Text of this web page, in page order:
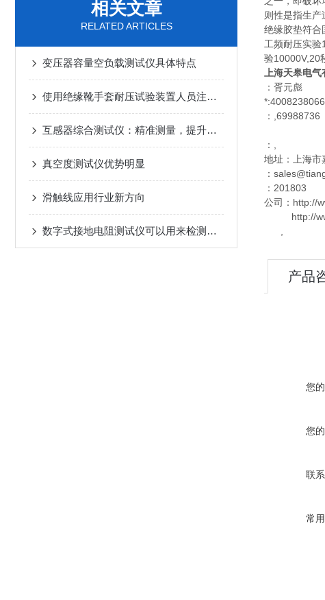
相关文章
RELATED ARTICLES
变压器容量空负载测试仪具体特点
使用绝缘靴手套耐压试验装置人员注意问题
互感器综合测试仪：精准测量，提升效率
真空度测试仪优势明显
滑触线应用行业新方向
数字式接地电阻测试仪可以用来检测以下项目
则性是指生产
绝缘胶垫符合
工频耐压实
验10000V,20
上海天皋电气
：胥元彪
*:4008238066
：,69988736
：,
地址：上海市
：
：201803
公司：http://
http://
产品
您
您
联
常